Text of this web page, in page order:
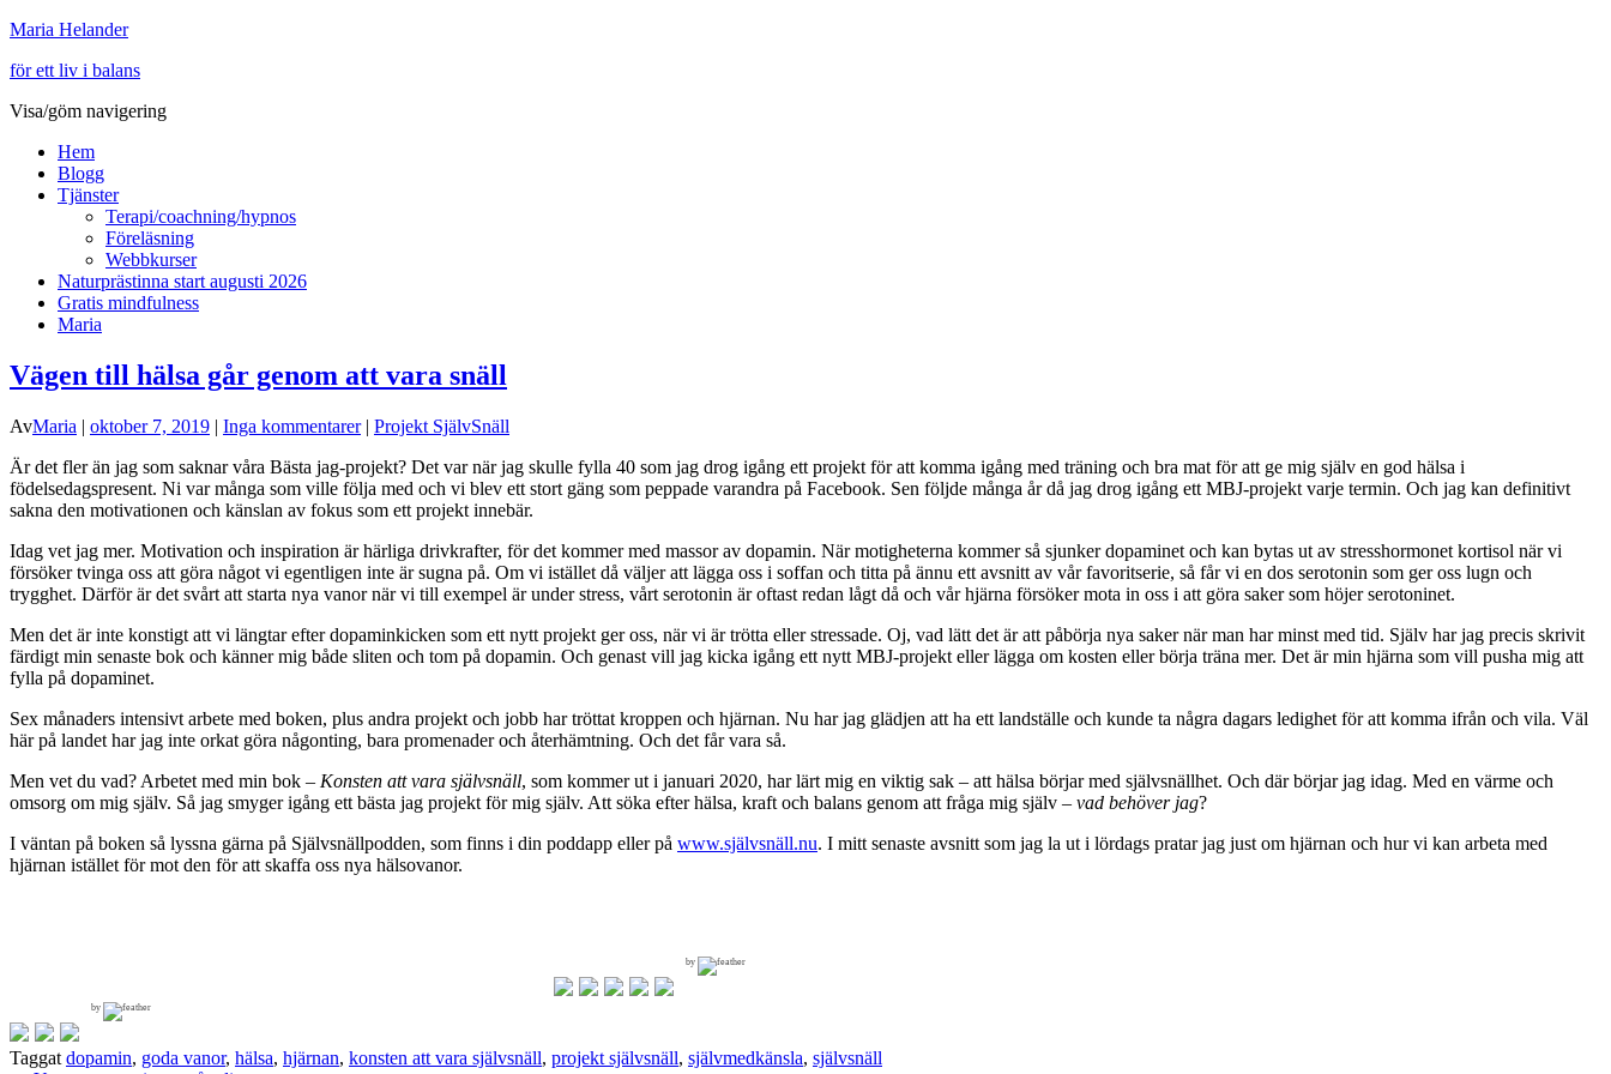
Maria Helander
för ett liv i balans
Visa/göm navigering
Hem
Blogg
Tjänster
Terapi/coachning/hypnos
Föreläsning
Webbkurser
Naturprästinna start augusti 2026
Gratis mindfulness
Maria
Vägen till hälsa går genom att vara snäll
AvMaria | oktober 7, 2019 | Inga kommentarer| Projekt SjälvSnäll
Är det fler än jag som saknar våra Bästa jag-projekt? Det var när jag skulle fylla 40 som jag drog igång ett projekt för att komma igång med träning och bra mat för att ge mig själv en god hälsa i
födelsedagspresent. Ni var många som ville följa med och vi blev ett stort gäng som peppade varandra på Facebook. Sen följde många år då jag drog igång ett MBJ-projekt varje termin. Och jag kan definitivt
sakna den motivationen och känslan av fokus som ett projekt innebär.
Idag vet jag mer. Motivation och inspiration är härliga drivkrafter, för det kommer med massor av dopamin. När motigheterna kommer så sjunker dopaminet och kan bytas ut av stresshormonet kortisol när vi
försöker tvinga oss att göra något vi egentligen inte är sugna på. Om vi istället då väljer att lägga oss i soffan och titta på ännu ett avsnitt av vår favoritserie, så får vi en dos serotonin som ger oss lugn och
trygghet. Därför är det svårt att starta nya vanor när vi till exempel är under stress, vårt serotonin är oftast redan lågt då och vår hjärna försöker mota in oss i att göra saker som höjer serotoninet.
Men det är inte konstigt att vi längtar efter dopaminkicken som ett nytt projekt ger oss, när vi är trötta eller stressade. Oj, vad lätt det är att påbörja nya saker när man har minst med tid. Själv har jag precis skrivit
färdigt min senaste bok och känner mig både sliten och tom på dopamin. Och genast vill jag kicka igång ett nytt MBJ-projekt eller lägga om kosten eller börja träna mer. Det är min hjärna som vill pusha mig att
fylla på dopaminet.
Sex månaders intensivt arbete med boken, plus andra projekt och jobb har tröttat kroppen och hjärnan. Nu har jag glädjen att ha ett landställe och kunde ta några dagars ledighet för att komma ifrån och vila. Väl
här på landet har jag inte orkat göra någonting, bara promenader och återhämtning. Och det får vara så.
Men vet du vad? Arbetet med min bok – Konsten att vara självsnäll, som kommer ut i januari 2020, har lärt mig en viktig sak – att hälsa börjar med självsnällhet. Och där börjar jag idag. Med en värme och
omsorg om mig själv. Så jag smyger igång ett bästa jag projekt för mig själv. Att söka efter hälsa, kraft och balans genom att fråga mig själv – vad behöver jag?
I väntan på boken så lyssna gärna på Självsnällpodden, som finns i din poddapp eller på www.självsnäll.nu. I mitt senaste avsnitt som jag la ut i lördags pratar jag just om hjärnan och hur vi kan arbeta med
hjärnan istället för mot den för att skaffa oss nya hälsovanor.
by
by
Taggat dopamin, goda vanor, hälsa, hjärnan, konsten att vara självsnäll, projekt självsnäll, självmedkänsla, självsnäll